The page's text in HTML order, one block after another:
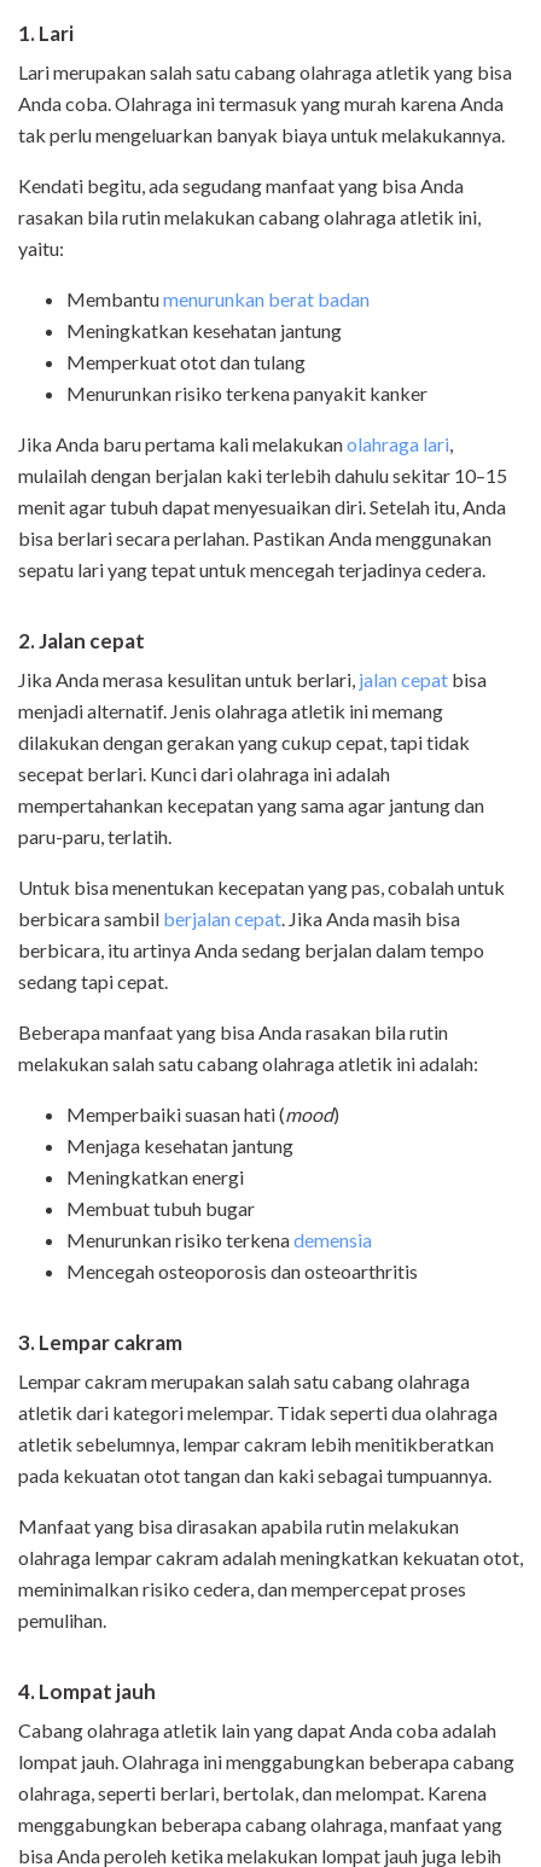
1. Lari
Lari merupakan salah satu cabang olahraga atletik yang bisa
Anda coba. Olahraga ini termasuk yang murah karena Anda
tak perlu mengeluarkan banyak biaya untuk melakukannya.
Kendati begitu, ada segudang manfaat yang bisa Anda
rasakan bila rutin melakukan cabang olahraga atletik ini,
yaitu:
Membantumenurunkan berat badan
Meningkatkan kesehatan jantung
Memperkuat otot dan tulang
Menurunkan risiko terkena panyakit kanker
Jika Anda baru pertama kali melakukanolahraga lari
mulailah dengan berjalan kaki terlebih dahulu sekitar 10–15
menit agar tubuh dapat menyesuaikan diri. Setelah itu, Anda
bisa berlari secara perlahan. Pastikan Anda menggunakan
sepatu lari yang tepat untuk mencegah terjadinya cedera.
2.Jalan cepat
Jika Anda merasa kesulitan untuk berlari, jalan cepat bisa
menjadi alternatif. Jenis olahraga atletik ini memang
dilakukan dengan gerakan yang cukup cepat, tapi tidak
secepat berlari. Kunci dari olahraga ini adalah
mempertahankan kecepatan yang sama agar jantung dan
paru-paru, terlatih.
Untuk bisa menentukan kecepatan yang pas, cobalah untuk
berbicara sambil berjalan cepat . Jika Anda masih bisa
berbicara, itu artinya Anda sedang berjalan dalam tempo
sedang tapi cepat.
Beberapa manfaat yang bisa Anda rasakan bila rutin
melakukan salah satu cabang olahraga atletik ini adalah:
Memperbaiki suasan hati (mood)
Menjaga kesehatan jantung
Meningkatkan energi
Membuat tubuh bugar
Menurunkan risiko terkenademensia
Mencegah osteoporosis dan osteoarthritis
3. Lempar cakram
Lempar cakram merupakan salah satu cabang olahraga
atletik dari kategori melempar. Tidak seperti dua olahraga
atletik sebelumnya, lempar cakram lebih menitikberatkan
pada kekuatan otot tangan dan kaki sebagai tumpuannya.
Manfaat yang bisa dirasakan apabila rutin melakukan
olahraga lempar cakram adalah meningkatkan kekuatan otot,
meminimalkan risiko cedera, dan mempercepat proses
pemulihan.
4.Lompat jauh
Cabang olahraga atletik lain yang dapat Anda coba adalah
lompat jauh. Olahraga ini menggabungkan beberapa cabang
olahraga, seperti berlari, bertolak, dan melompat. Karena
menggabungkan beberapa cabang olahraga, manfaat yang
bisa Anda peroleh ketika melakukan lompat jauh juga lebih